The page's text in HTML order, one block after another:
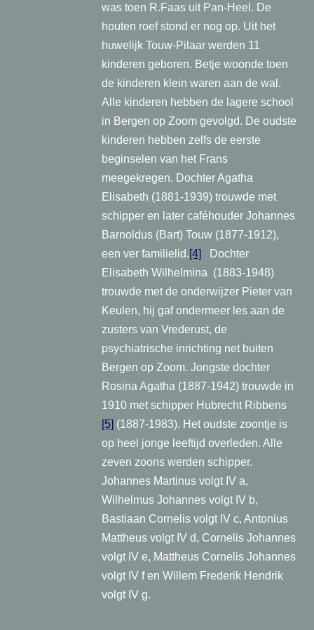
was toen R.Faas uit Pan-Heel. De
houten roef stond er nog op. Uit het
huwelijk Touw-Pilaar werden 11
kinderen geboren. Betje woonde toen
de kinderen klein waren aan de wal.
Alle kinderen hebben de lagere school
in Bergen op Zoom gevolgd. De oudste
kinderen hebben zelfs de eerste
beginselen van het Frans
meegekregen. Dochter Agatha
Elisabeth (1881-1939) trouwde met
schipper en later caféhouder Johannes
Barnoldus (Bart) Touw (1877-1912),
een ver familielid.[4]
Dochter
Elisabeth Wilhelmina (1883-1948)
trouwde met de onderwijzer Pieter van
Keulen, hij gaf ondermeer les aan de
zusters van Vrederust, de
psychiatrische inrichting net buiten
Bergen op Zoom. Jongste dochter
Rosina Agatha (1887-1942) trouwde in
1910 met schipper Hubrecht Ribbens
[5] (1887-1983). Het oudste zoontje is
op heel jonge leeftijd overleden. Alle
zeven zoons werden schipper.
Johannes Martinus volgt IV a,
Wilhelmus Johannes volgt IV b,
Bastiaan Cornelis volgt IV c, Antonius
Mattheus volgt IV d, Cornelis Johannes
volgt IV e, Mattheus Cornelis Johannes
volgt IV f en Willem Frederik Hendrik
volgt IV g.